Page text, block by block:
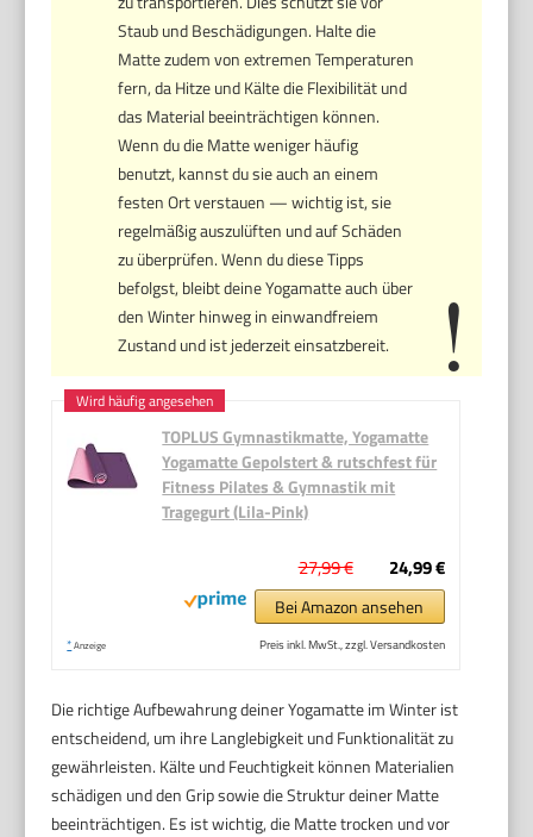
Staub und Beschädigungen. Halte die
Matte zudem von extremen Temperaturen
fern, da Hitze und Kälte die Flexibilität und
das Material beeinträchtigen können.
Wenn du die Matte weniger häufig
benutzt, kannst du sie auch an einem
festen Ort verstauen — wichtig ist, sie
regelmäßig auszulüften und auf Schäden
zu überprüfen. Wenn du diese Tipps
befolgst, bleibt deine Yogamatte auch über
den Winter hinweg in einwandfreiem
Zustand und ist jederzeit einsatzbereit.
TOPLUS Gymnastikmatte, Yogamatte
Yogamatte Gepolstert & rutschfest für
Fitness Pilates & Gymnastik mit
Tragegurt (Lila-Pink)
24,99 €
27,99 €
Bei Amazon ansehen
*Anzeige Preis inkl. MwSt., zzgl. Versandkosten
Die richtige Aufbewahrung deiner Yogamatte im Winter ist
entscheidend, um ihre Langlebigkeit und Funktionalität zu
gewährleisten. Kälte und Feuchtigkeit können Materialien
schädigen und den Grip sowie die Struktur deiner Matte
beeinträchtigen. Es ist wichtig, die Matte trocken und vor